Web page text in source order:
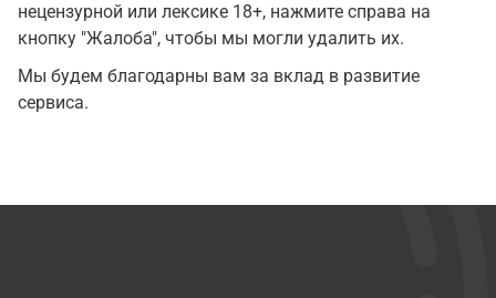
нецензурной или лексике 18+, нажмите справа на
кнопку "Жалоба", чтобы мы могли удалить их.
Мы будем благодарны вам за вклад в развитие
сервиса.